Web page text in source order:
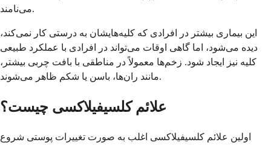
می‌نامند.
این بیماری بیشتر در افرادی که کلیه‌هایشان به درستی کار نمی‌کند،
دیده می‌شود، اما گاهی اوقات می‌تواند در افرادی با عملکرد طبیعی
کلیه نیز ایجاد شود. زخم‌ها معمولاً در مناطقی با بافت چربی بیشتر،
مانند ران‌ها، باسن یا شکم ظاهر می‌شوند.
علائم کلسيفیلاکسی چیست؟
اولین علائم کلسيفیلاکسی اغلب به صورت تغییرات پوستی شروع